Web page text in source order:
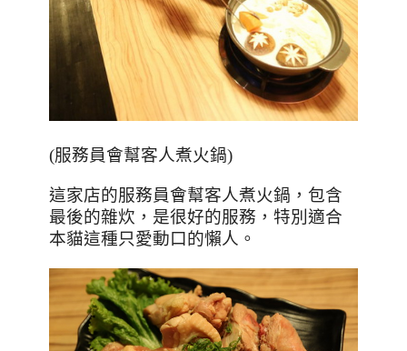
(服務員會幫客人煮火鍋)
這家店的服務員會幫客人煮火鍋，包含
最後的雜炊，是很好的服務，特別適合
本貓這種只愛動口的懶人。